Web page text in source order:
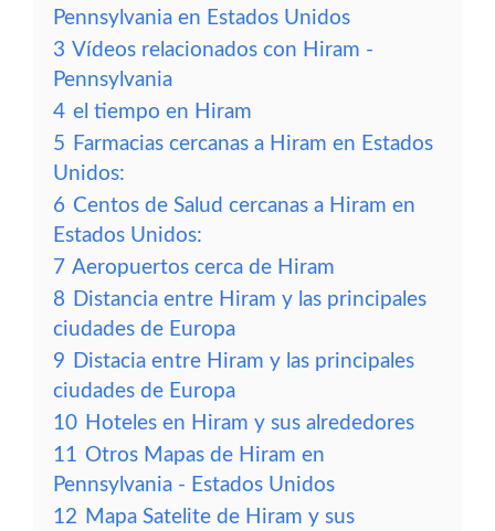
Pennsylvania en Estados Unidos
3 Vídeos relacionados con Hiram -
Pennsylvania
4 el tiempo en Hiram
5 Farmacias cercanas a Hiram en Estados
Unidos:
6 Centos de Salud cercanas a Hiram en
Estados Unidos:
7 Aeropuertos cerca de Hiram
8 Distancia entre Hiram y las principales
ciudades de Europa
9 Distacia entre Hiram y las principales
ciudades de Europa
10 Hoteles en Hiram y sus alrededores
11 Otros Mapas de Hiram en
Pennsylvania - Estados Unidos
12 Mapa Satelite de Hiram y sus